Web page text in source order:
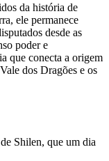
da história de
ele permanece
desde as
poder e
que conecta a origem
dos Dragões e os
Shilen, que um dia